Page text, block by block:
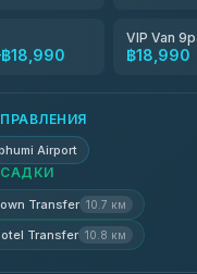
฿18,990
VIP Van
฿18,990
Airport
Transfer 10.7 км
Transfer 10.8 км